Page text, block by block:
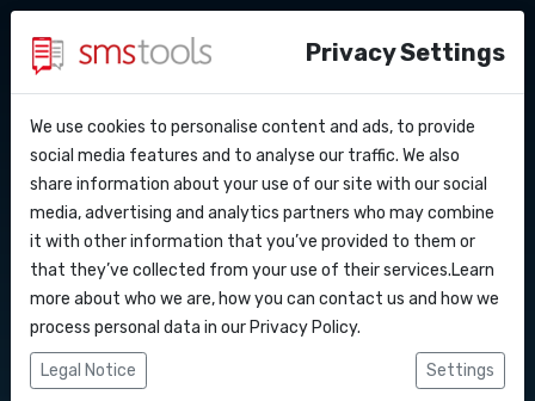
API Docs
Webhooks
Integrationen
Zapier
Warum smstools?
Blog
Service level agreement
Kontakt
Angebot anfordern
SMS Gateway API nach
Mazedonien
Senden Sie SMS-Nachrichten über unsere
Privacy Settings
We use cookies to personalise content and ads, to provide
social media features and to analyse our traffic. We also
share information about your use of our site with our social
media, advertising and analytics partners who may combine
it with other information that you’ve provided to them or
that they’ve collected from your use of their services.Learn
more about who we are, how you can contact us and how we
process personal data in our Privacy Policy.
Legal Notice Settings